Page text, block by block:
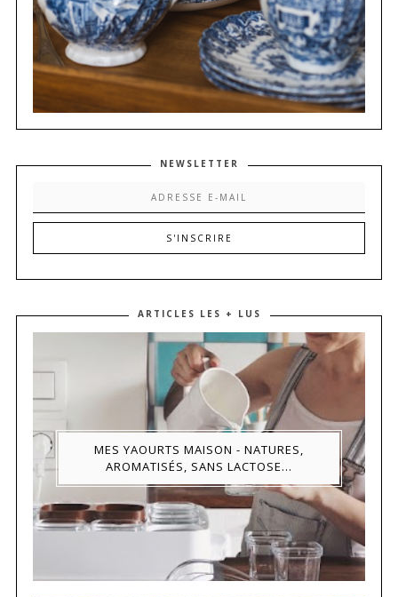
NEWSLETTER
ARTICLES LES + LUS
MES YAOURTS MAISON - NATURES,
AROMATISÉS, SANS LACTOSE...